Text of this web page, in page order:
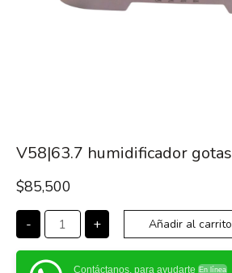
V58|63.7 humidificador gotas
$85,500
- + Añadir al carrito
Contáctanos, para ayudarte En línea